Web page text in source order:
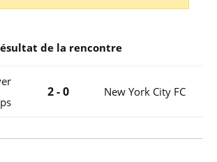
de la rencontre
2 - 0 New York City FC